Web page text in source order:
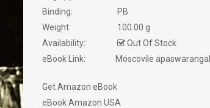
Binding:
PB
Weight:
100.00 g
Availability:
Out Of Stock
eBook Link:
Moscovile apaswarangal
Get Amazon eBook
eBook Amazon USA